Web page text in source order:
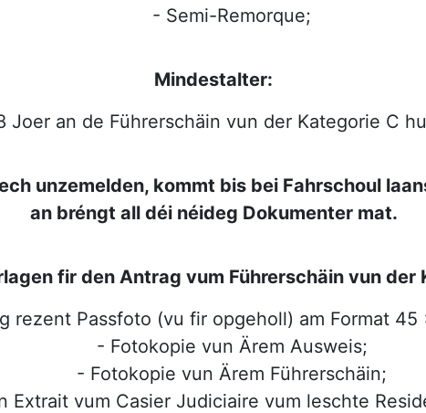
- Semi-Remorque;
Mindestalter:
Joer an de Führerschäin vun der Kategorie C
unzemelden, kommt bis bei Fahrschoul
an bréngt all déi néideg Dokumenter mat.
fir den Antrag vum Führerschäin vun der
rezent Passfoto (vu fir opgeholl) am Format 45
- Fotokopie vun Ärem Ausweis;
- Fotokopie vun Ärem Führerschäin;
Extrait vum Casier Judiciaire vum leschte